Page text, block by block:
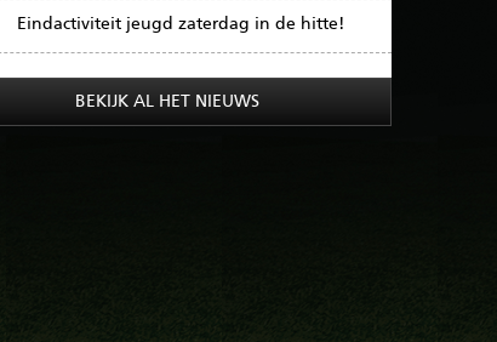
Eindactiviteit jeugd zaterdag in de hitte!
BEKIJK AL HET NIEUWS